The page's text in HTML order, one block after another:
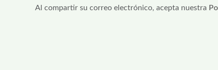
Al compartir su correo electrónico, acepta nuestra